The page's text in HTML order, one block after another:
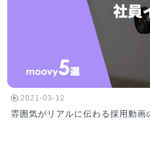
2021-03-12
雰囲気がリアルに伝わる採用動画